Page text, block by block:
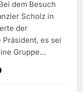
dem Besuch
Scholz in
der
es sei
Gruppe…